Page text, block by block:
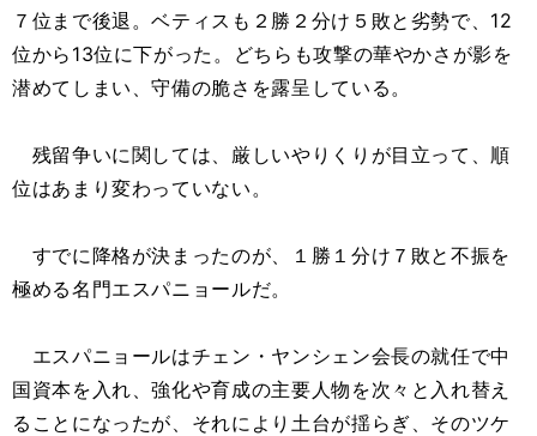
７位まで後退。ベティスも２勝２分け５敗と劣勢で、12
位から13位に下がった。どちらも攻撃の華やかさが影を
潜めてしまい、守備の脆さを露呈している。
残留争いに関しては、厳しいやりくりが目立って、順
位はあまり変わっていない。
すでに降格が決まったのが、１勝１分け７敗と不振を
極める名門エスパニョールだ。
エスパニョールはチェン・ヤンシェン会長の就任で中
国資本を入れ、強化や育成の主要人物を次々と入れ替え
ることになったが、それにより土台が揺らぎ、そのツケ